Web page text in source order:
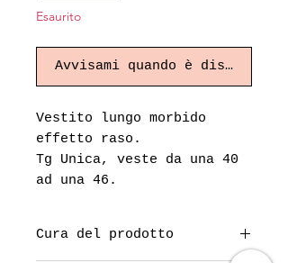
Esaurito
Avvisami quando è disponibile
Vestito lungo morbido
effetto raso.
Tg Unica, veste da una 40
ad una 46.
Cura del prodotto